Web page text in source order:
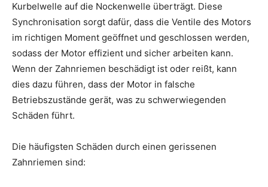
Kurbelwelle auf die Nockenwelle überträgt. Diese
Synchronisation sorgt dafür, dass die Ventile des Motors
im richtigen Moment geöffnet und geschlossen werden,
sodass der Motor effizient und sicher arbeiten kann.
Wenn der Zahnriemen beschädigt ist oder reißt, kann
dies dazu führen, dass der Motor in falsche
Betriebszustände gerät, was zu schwerwiegenden
Schäden führt.
Die häufigsten Schäden durch einen gerissenen
Zahnriemen sind: